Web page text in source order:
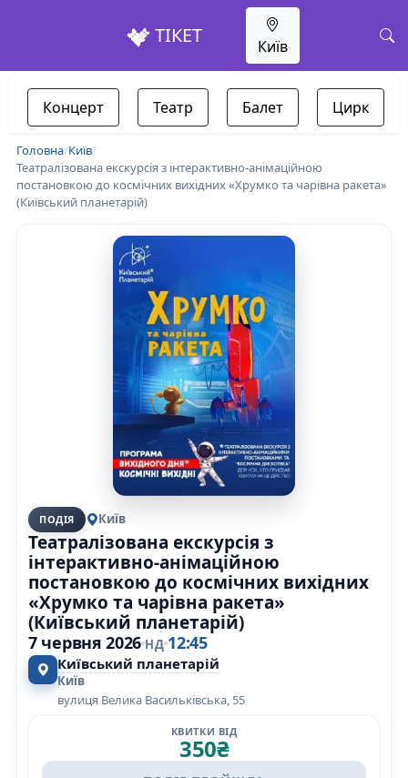
ТІКЕТ Київ
Концерт Театр Балет Цирк
Головна/Київ/
Театралізована екскурсія з інтерактивно-анімаційною
постановкою до космічних вихідних «Хрумко та чарівна ракета»
(Київський планетарій)
ПОДІЯ Київ
Театралізована екскурсія з
інтерактивно-анімаційною
постановкою до космічних вихідних
«Хрумко та чарівна ракета»
(Київський планетарій)
7 червня 2026 НД 12:45
Київський планетарій
Київ
вулиця Велика Васильківська, 55
КВИТКИ ВІД
350₴